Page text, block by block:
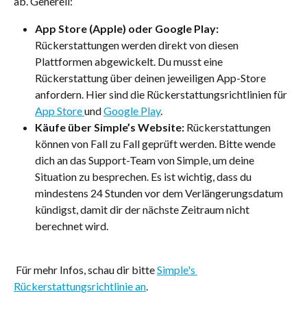
App Store (Apple) oder Google Play:
Rückerstattungen werden direkt von diesen
Plattformen abgewickelt. Du musst eine
Rückerstattung über deinen jeweiligen App-Store
anfordern. Hier sind die Rückerstattungsrichtlinien für
App Store und Google Play.
Käufe über Simple’s Website: Rückerstattungen
können von Fall zu Fall geprüft werden. Bitte wende
dich an das Support-Team von Simple, um deine
Situation zu besprechen. Es ist wichtig, dass du
mindestens 24 Stunden vor dem Verlängerungsdatum
kündigst, damit dir der nächste Zeitraum nicht
berechnet wird.
Für mehr Infos, schau dir bitte Simple's
Rückerstattungsrichtlinie an.